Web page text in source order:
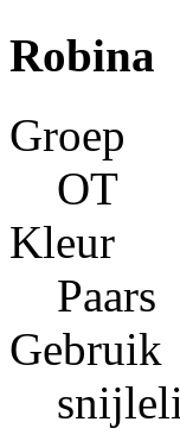
Robina
Groep
OT
Kleur
Paars
Gebruik